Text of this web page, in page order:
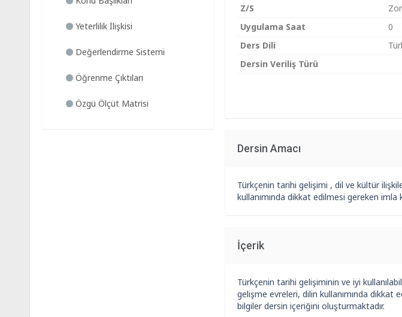
Yeterlilik İlişkisi
Değerlendirme Sistemi
Öğrenme Çıktıları
Özgü Ölçüt Matrisi
Z/S
Uygulama Saat
0
Ders Dili
Dersin Veriliş Türü
Dersin Amacı
Türkçenin tarihi gelişimi , dil ve kültür
kullanımında dikkat edilmesi gereken
İçerik
Türkçenin tarihi gelişiminin ve iyi
gelişme evreleri, dilin kullanımında dikkat
bilgiler dersin içeriğini oluşturmaktadır.